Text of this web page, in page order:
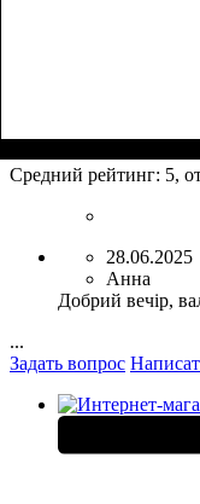
48х24-27
Средний рейтинг: 5,
28.06.2025
Анна
Добрий вечір,
...
Задать вопрос